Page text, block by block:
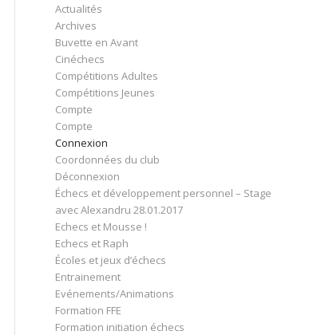
Actualités
Archives
Buvette en Avant
Cinéchecs
Compétitions Adultes
Compétitions Jeunes
Compte
Compte
Connexion
Coordonnées du club
Déconnexion
Échecs et développement personnel – Stage
avec Alexandru 28.01.2017
Echecs et Mousse !
Echecs et Raph
Écoles et jeux d’échecs
Entrainement
Evénements/Animations
Formation FFE
Formation initiation échecs